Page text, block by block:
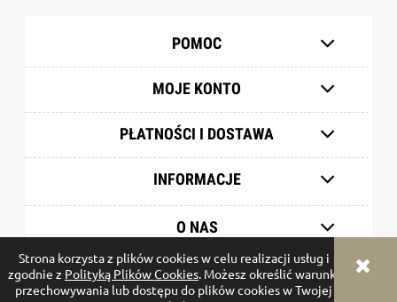
Strona korzysta z plików cookies w celu realizacji usług i
zgodnie z Polityką Plików Cookies. Możesz określić warunki
przechowywania lub dostępu do plików cookies w Twojej
POMOC
MOJE KONTO
PŁATNOŚCI I DOSTAWA
INFORMACJE
O NAS
pokaż pełną wersję strony